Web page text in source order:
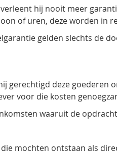
hij nooit meer
of uren, deze worden in
gelden slechts de
gerechtigd deze
voor die kosten
waaruit de
mochten ontstaan als